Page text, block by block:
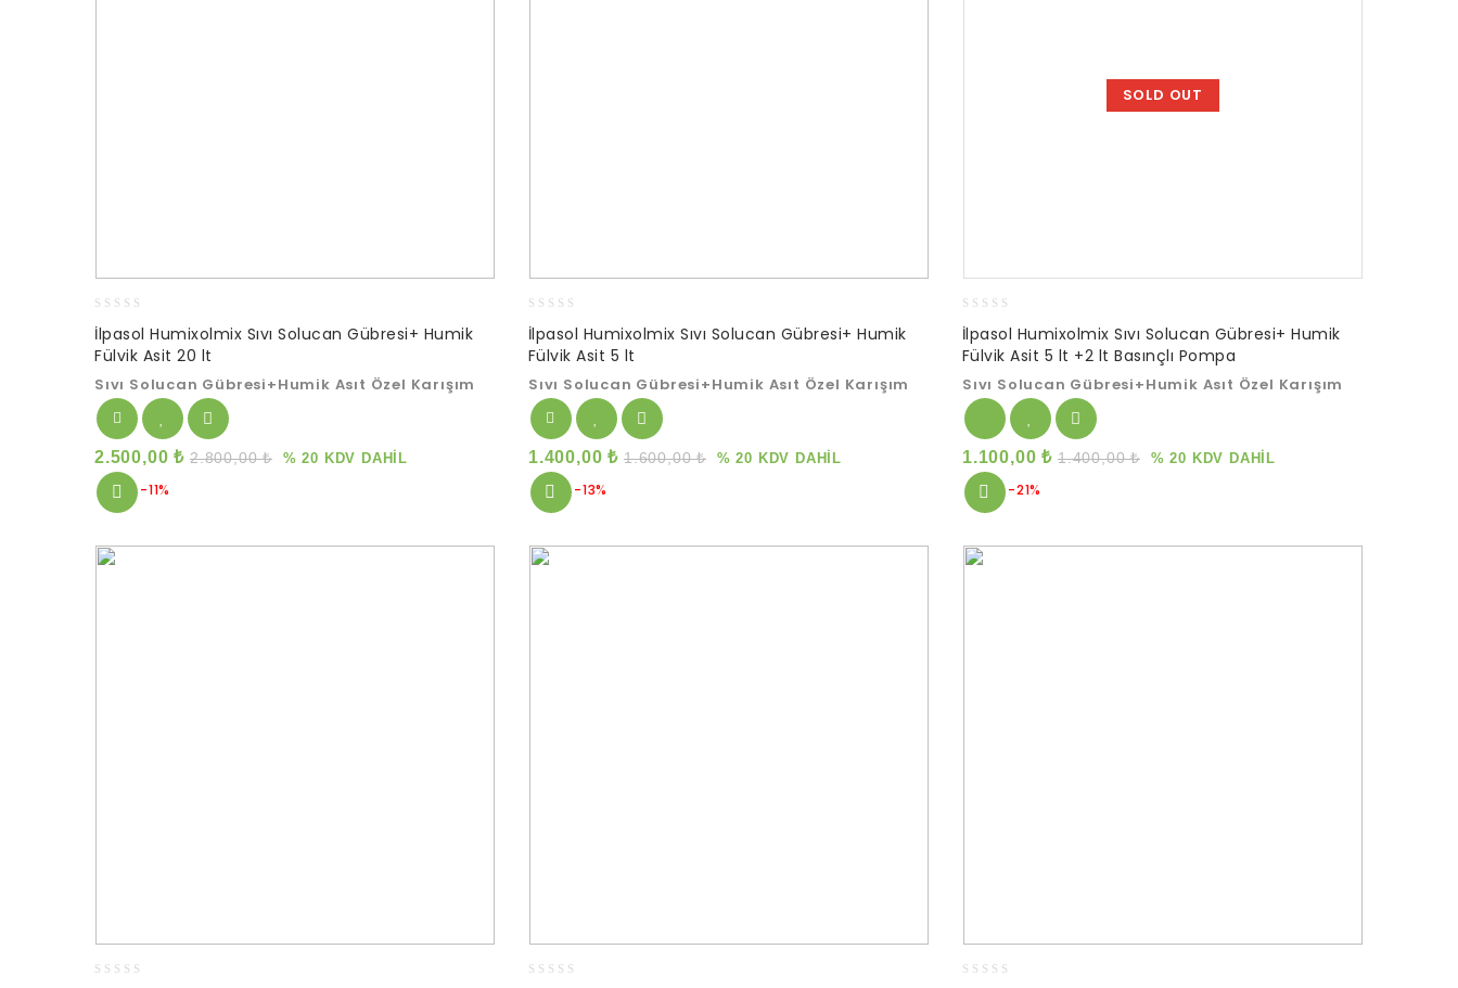
out
of
5
İlpasol Humixolmix Sıvı Solucan Gübresi+ Humik
Fülvik Asit 20 lt
Sıvı Solucan Gübresi+Humik Asıt Özel Karışım
2.800,00₺
2.500,00₺ % 20 KDV DAHİL
-11%
out
of
5
İlpasol Humixolmix Sıvı Solucan Gübresi+ Humik
Fülvik Asit 5 lt
Sıvı Solucan Gübresi+Humik Asıt Özel Karışım
1.600,00₺
1.400,00₺ % 20 KDV DAHİL
-13%
SOLD OUT
out
of
5
İlpasol Humixolmix Sıvı Solucan Gübresi+ Humik
Fülvik Asit 5 lt +2 lt Basınçlı Pompa
Sıvı Solucan Gübresi+Humik Asıt Özel Karışım
1.400,00₺
1.100,00₺ % 20 KDV DAHİL
-21%